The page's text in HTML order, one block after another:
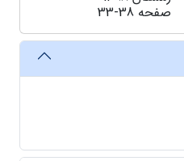
صفحه 33-38